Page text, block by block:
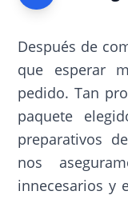
Después de
que esperar
pedido. Tan
paquete
preparativos
nos
innecesarios y